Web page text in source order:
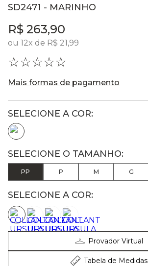
SD2471 - MARINHO
R$ 263,90
ou 12x de R$ 21,99
☆☆☆☆☆
Mais formas de pagamento
PP P M G
SELECIONE A COR:
Provador Virtual
Tabela de Medidas